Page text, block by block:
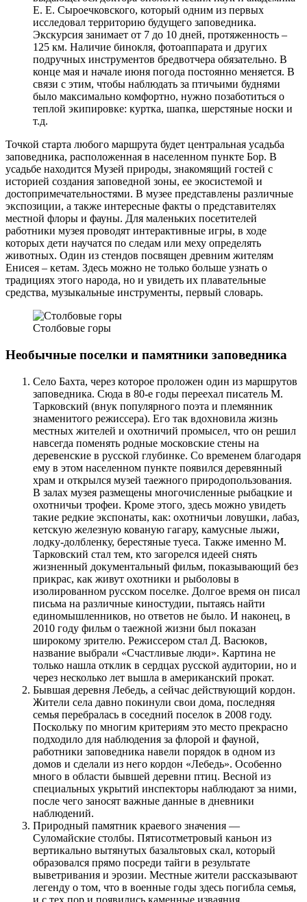
Е. Е. Сыроечковского, который одним из первых
исследовал территорию будущего заповедника.
Экскурсия занимает от 7 до 10 дней, протяженность –
125 км. Наличие бинокля, фотоаппарата и других
подручных инструментов бредвотчера обязательно. В
конце мая и начале июня погода постоянно меняется. В
связи с этим, чтобы наблюдать за птичьими буднями
было максимально комфортно, нужно позаботиться о
теплой экипировке: куртка, шапка, шерстяные носки и
т.д.
Точкой старта любого маршрута будет центральная усадьба
заповедника, расположенная в населенном пункте Бор. В
усадьбе находится Музей природы, знакомящий гостей с
историей создания заповедной зоны, ее экосистемой и
достопримечательностями. В музее представлены различные
экспозиции, а также интересные факты о представителях
местной флоры и фауны. Для маленьких посетителей
работники музея проводят интерактивные игры, в ходе
которых дети научатся по следам или меху определять
животных. Один из стендов посвящен древним жителям
Енисея – кетам. Здесь можно не только больше узнать о
традициях этого народа, но и увидеть их плавательные
средства, музыкальные инструменты, первый словарь.
Столбовые горы
Необычные поселки и памятники заповедника
Село Бахта, через которое проложен один из маршрутов
заповедника. Сюда в 80-е годы переехал писатель М.
Тарковский (внук популярного поэта и племянник
знаменитого режиссера). Его так вдохновила жизнь
местных жителей и охотничий промысел, что он решил
навсегда поменять родные московские стены на
деревенские в русской глубинке. Со временем благодаря
ему в этом населенном пункте появился деревянный
храм и открылся музей таежного природопользования.
В залах музея размещены многочисленные рыбацкие и
охотничьи трофеи. Кроме этого, здесь можно увидеть
такие редкие экспонаты, как: охотничьи ловушки, лабаз,
кетскую железную кованую гагару, камусные лыжи,
лодку-долбленку, берестяные туеса. Также именно М.
Тарковский стал тем, кто загорелся идеей снять
жизненный документальный фильм, показывающий без
прикрас, как живут охотники и рыболовы в
изолированном русском поселке. Долгое время он писал
письма на различные киностудии, пытаясь найти
единомышленников, но ответов не было. И наконец, в
2010 году фильм о таежной жизни был показан
широкому зрителю. Режиссером стал Д. Васюков,
название выбрали «Счастливые люди». Картина не
только нашла отклик в сердцах русской аудитории, но и
через несколько лет вышла в американский прокат.
Бывшая деревня Лебедь, а сейчас действующий кордон.
Жители села давно покинули свои дома, последняя
семья перебралась в соседний поселок в 2008 году.
Поскольку по многим критериям это место прекрасно
подходило для наблюдения за флорой и фауной,
работники заповедника навели порядок в одном из
домов и сделали из него кордон «Лебедь». Особенно
много в области бывшей деревни птиц. Весной из
специальных укрытий инспекторы наблюдают за ними,
после чего заносят важные данные в дневники
наблюдений.
Природный памятник краевого значения —
Суломайские столбы. Пятисотметровый каньон из
вертикально вытянутых базальтовых скал, который
образовался прямо посреди тайги в результате
выветривания и эрозии. Местные жители рассказывают
легенду о том, что в военные годы здесь погибла семья,
и с тех пор и появились каменные изваяния,